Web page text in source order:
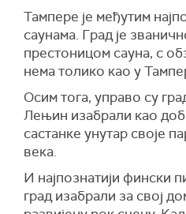
Тампере је међутим
саунама. Град је
престоницом сауна, с
нема толико као у
Осим тога, управо су
Лењин изабрали као
састанке унутар своје
века.
И најпознатији фински
град изабрали за свој